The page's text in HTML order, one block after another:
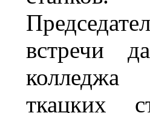
встречи
колледжа
ткацких